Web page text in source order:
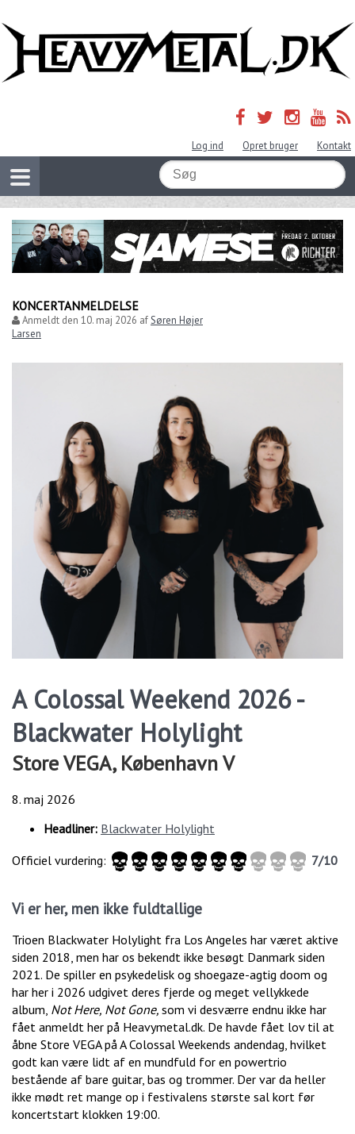
Log ind Opret bruger Kontakt
KONCERTANMELDELSE
Anmeldt den 10. maj 2026 afSøren Højer
Larsen
A Colossal Weekend 2026 -
Blackwater Holylight
Store VEGA, København V
8. maj 2026
Headliner: Blackwater Holylight
Officiel vurdering:
7/10
Vi er her, men ikke fuldtallige
Trioen Blackwater Holylight fra Los Angeles har været aktive
siden 2018, men har os bekendt ikke besøgt Danmark siden
2021. De spiller en psykedelisk og shoegaze-agtig doom og
har her i 2026 udgivet deres fjerde og meget vellykkede
album, Not Here, Not Gone, som vi desværre endnu ikke har
fået anmeldt her på Heavymetal.dk. De havde fået lov til at
åbne Store VEGA på A Colossal Weekends andendag, hvilket
godt kan være lidt af en mundfuld for en powertrio
bestående af bare guitar, bas og trommer. Der var da heller
ikke mødt ret mange op i festivalens største sal kort før
koncertstart klokken 19:00.